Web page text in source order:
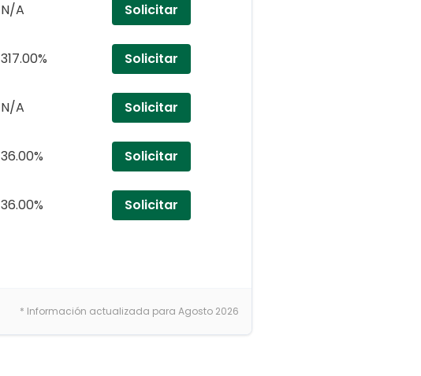
N/A Solicitar
317.00% Solicitar
N/A Solicitar
36.00% Solicitar
36.00% Solicitar
* Información actualizada para Agosto 2026